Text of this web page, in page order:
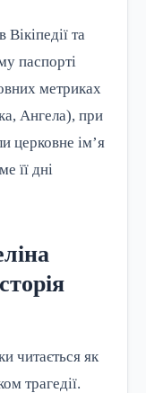
Вікіпедії та
паспорті
метриках
Ангела), при
церковне ім’я
її дні
читається як
трагедії.